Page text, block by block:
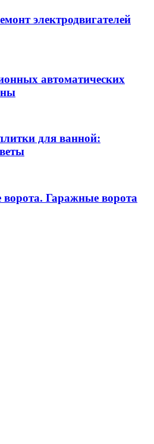
электродвигателей
автоматических
для ванной:
ворота. Гаражные ворота